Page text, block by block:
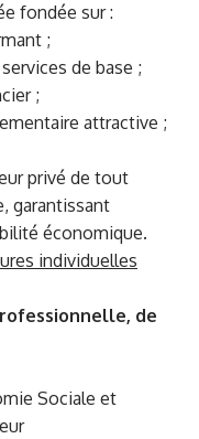
fondée sur :
;
de base ;
;
attractive ;
privé de tout
garantissant
économique.
individuelles
de
Sociale et